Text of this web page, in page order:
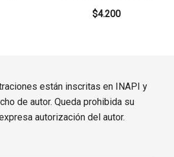
$4.200
están inscritas en INAPI y
de autor. Queda prohibida su
autorización del autor.